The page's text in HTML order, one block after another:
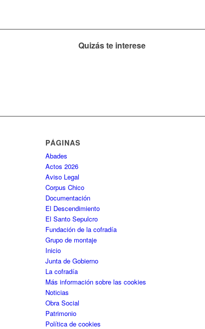
Quizás te interese
PÁGINAS
Abades
Actos 2026
Aviso Legal
Corpus Chico
Documentación
El Descendimiento
El Santo Sepulcro
Fundación de la cofradía
Grupo de montaje
Inicio
Junta de Gobierno
La cofradía
Más información sobre las cookies
Noticias
Obra Social
Patrimonio
Política de cookies